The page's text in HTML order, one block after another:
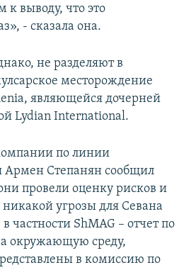
выводу, что это
- сказала она.
не разделяют в
месторождение
являющейся дочерней
Lydian International.
по линии
Армен Степанян сообщил
провели оценку рисков и
угрозы для Севана
частности ShMAG – отчет по
окружающую среду,
в комиссию по